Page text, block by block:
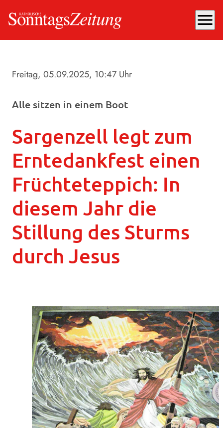
menu
Freitag, 05.09.2025, 10:47 Uhr
Alle sitzen in einem Boot
Sargenzell legt zum
Erntedankfest einen
Früchteteppich: In
diesem Jahr die
Stillung des Sturms
durch Jesus